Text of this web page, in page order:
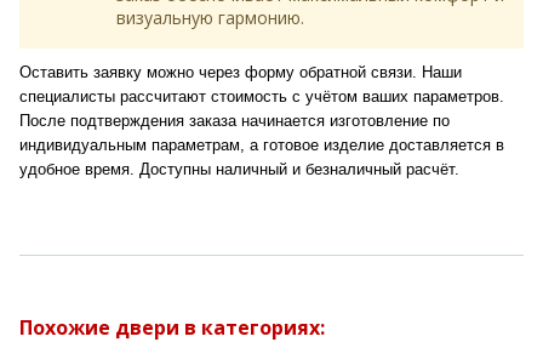
визуальную гармонию.
Оставить заявку можно через форму обратной связи. Наши
специалисты рассчитают стоимость с учётом ваших параметров.
После подтверждения заказа начинается изготовление по
индивидуальным параметрам, а готовое изделие доставляется в
удобное время. Доступны наличный и безналичный расчёт.
Похожие двери в категориях: